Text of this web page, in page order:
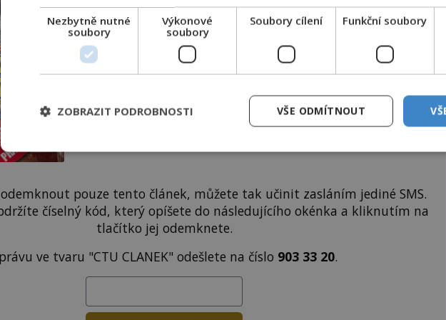
itisícedalšíchskvělých článků.
Navíc od nás obdržíte i celou řadu
!
pouze tento článek, můžete tak učinit zasláním jediné SMS.
číselný kód, který opíšete do následujícího okénka a kliknutím na
tlačítko jej odemknete.
ve tvaru "CTU CLANEK" odešlete na číslo 903 33 20.
Nezbytně nutné
soubory
Výkonové
soubory
Soubory cílení Funkční soubory
VŠE ODMÍTNOUT
ZOBRAZIT PODROBNOSTI